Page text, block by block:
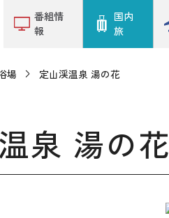
番組情
報
国内
旅
場 定山渓温泉 湯の花
泉 湯の花